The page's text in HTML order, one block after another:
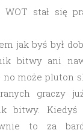
stał się
jak byś był
bitwy ani
może pluton
graczy
bitwy. Kiedyś
to za